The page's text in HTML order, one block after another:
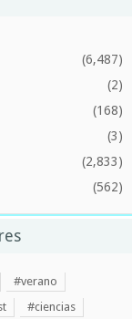
(6,487)
(2)
(168)
(3)
(2,833)
(562)
#verano
#ciencias